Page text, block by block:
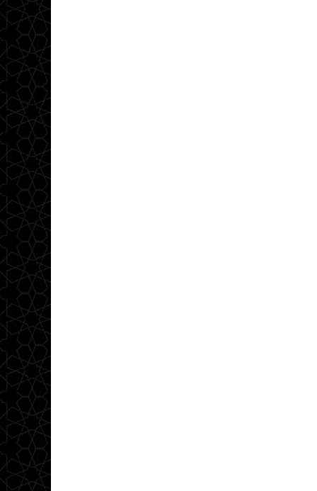
مبادئ و مفاهيم
وجود الجراح لا يلغي